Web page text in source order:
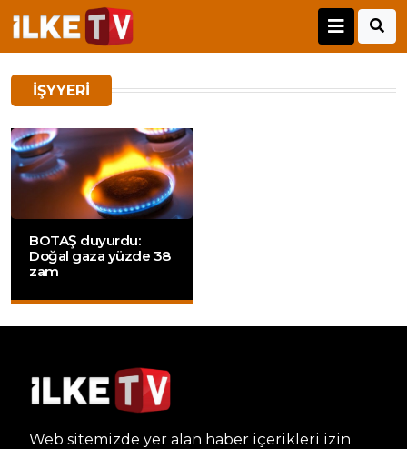
IŞYYERI
BOTAŞ duyurdu:
Doğal gaza yüzde 38
zam
Web sitemizde yer alan haber içerikleri izin